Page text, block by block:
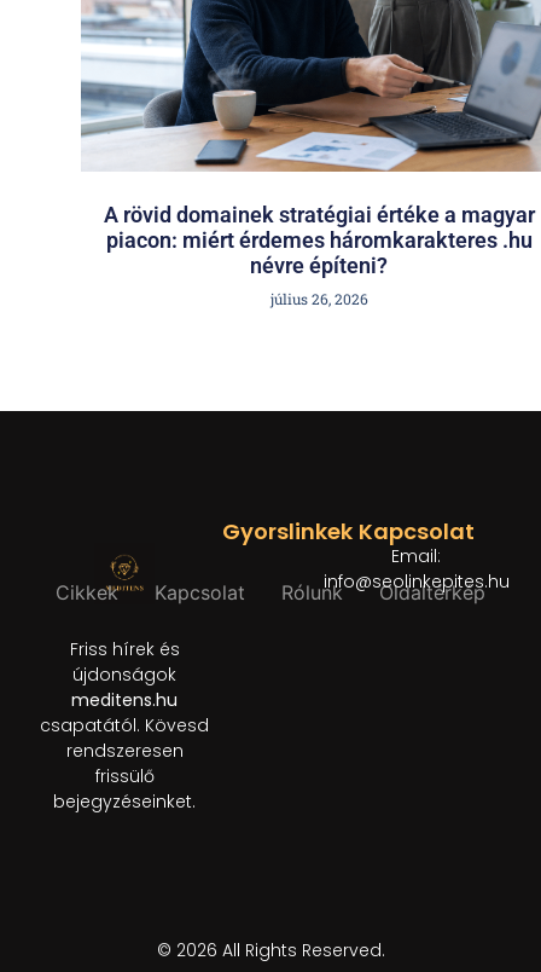
A rövid domainek stratégiai értéke a magyar
piacon: miért érdemes háromkarakteres .hu
névre építeni?
július 26, 2026
Friss hírek és
újdonságok
meditens.hu
csapatától. Kövesd
rendszeresen
frissülő
bejegyzéseinket.
Gyorslinkek
Cikkek Kapcsolat Rólunk Oldaltérkép
Kapcsolat
Email:
info@seolinkepites.hu
© 2026 All Rights Reserved.